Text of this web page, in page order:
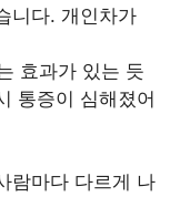
니다. 개인차가
효과가 있는 듯
통증이 심해졌어
람마다 다르게 나